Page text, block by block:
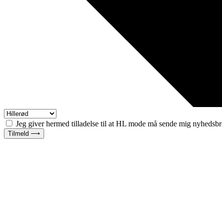
Jeg giver hermed tilladelse til at HL mode må sende mig
Tilmeld ⟶